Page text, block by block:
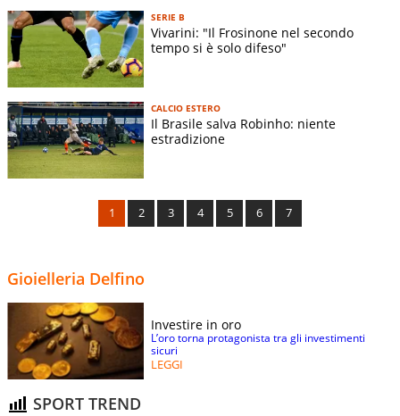
SERIE B
Vivarini: "Il Frosinone nel secondo
tempo si è solo difeso"
CALCIO ESTERO
Il Brasile salva Robinho: niente
estradizione
1 2 3 4 5 6 7
Gioielleria Delfino
Investire in oro
L’oro torna protagonista tra gli investimenti
sicuri
LEGGI
SPORT TREND